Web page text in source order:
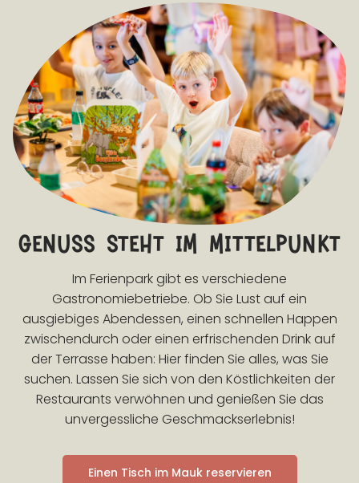
genuss steht im mittelpunkt
Im Ferienpark gibt es verschiedene
Gastronomiebetriebe. Ob Sie Lust auf ein
ausgiebiges Abendessen, einen schnellen Happen
zwischendurch oder einen erfrischenden Drink auf
der Terrasse haben: Hier finden Sie alles, was Sie
suchen. Lassen Sie sich von den Köstlichkeiten der
Restaurants verwöhnen und genießen Sie das
unvergessliche Geschmackserlebnis!
Einen Tisch im Mauk reservieren